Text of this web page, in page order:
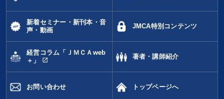
新着セミナー・新刊本・音
声・動画
JMCA特別コンテンツ
経営コラム「ＪＭＣＡweb
＋」
open_in_new
著者・講師紹介
お問い合わせ トップページへ